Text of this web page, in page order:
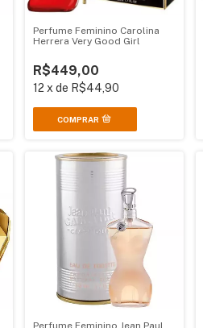
Perfume Feminino Carolina
Herrera Very Good Girl
R$449,00
12 xde R$44,90
Perfume Feminino Jean Paul